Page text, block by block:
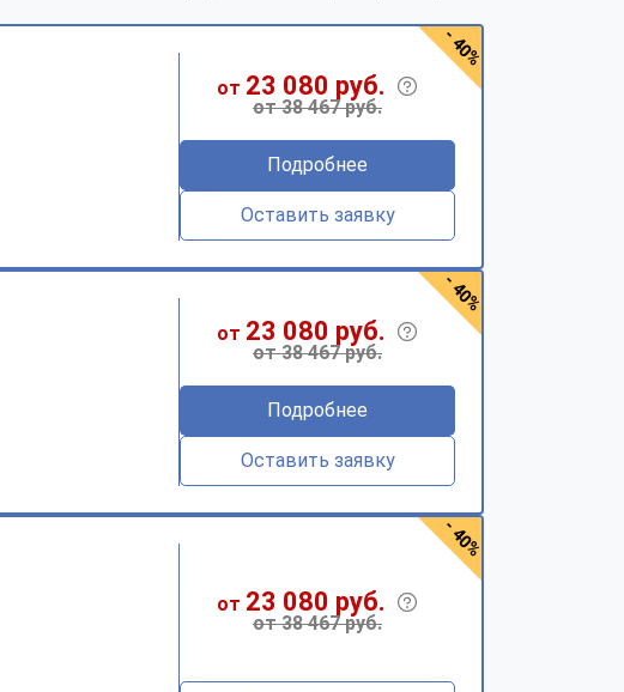
от 23 080 руб.
от 38 467 руб.
Подробнее
Оставить заявку
- 40%
от 23 080 руб.
от 38 467 руб.
Подробнее
Оставить заявку
- 40%
от 23 080 руб.
от 38 467 руб.
- 40%